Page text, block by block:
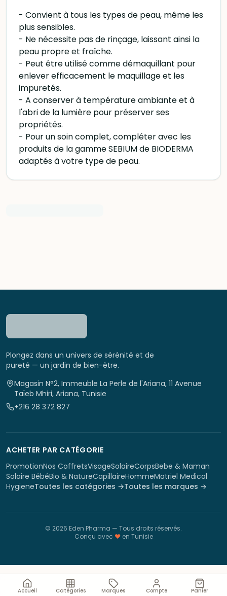
- Convient à tous les types de peau, même les
plus sensibles.
- Ne nécessite pas de rinçage, laissant ainsi la
peau propre et fraîche.
- Peut être utilisé comme démaquillant pour
enlever efficacement le maquillage et les
impuretés.
- A conserver à température ambiante et à
l'abri de la lumière pour préserver ses
propriétés.
- Pour un soin complet, compléter avec les
produits de la gamme SEBIUM de BIODERMA
adaptés à votre type de peau.
Plongez dans un univers de sérénité et de
pureté — un jardin de bien-être.
Magasin N°2, Immeuble La Perle de l'Ariana, 11 Avenue
Taïeb Mhiri, Ariana, Tunisie
+216 28 372 827
ACHETER PAR CATÉGORIE
PromotionNos CoffretsVisageSolaireCorpsBebe & Maman
Solaire BébéBio & NatureCapillaireHommeMatriel Medical
HygieneToutes les catégories →Toutes les marques →
© 2026 Eden Pharma — Tous droits réservés.
Conçu avec ♥en Tunisie
Accueil Catégories Marques Compte Panier